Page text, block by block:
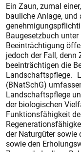
Ein Zaun, zumal
bauliche Anlage,
Baugesetzbuch
Beeinträchtigung
jedoch der Fall,
beeinträchtigen die
Landschaftspflege.
(BNatSchG)
Landschaftspflege
der biologischen
Funktionsfähigkeit
der Naturgüter sowie
sowie den